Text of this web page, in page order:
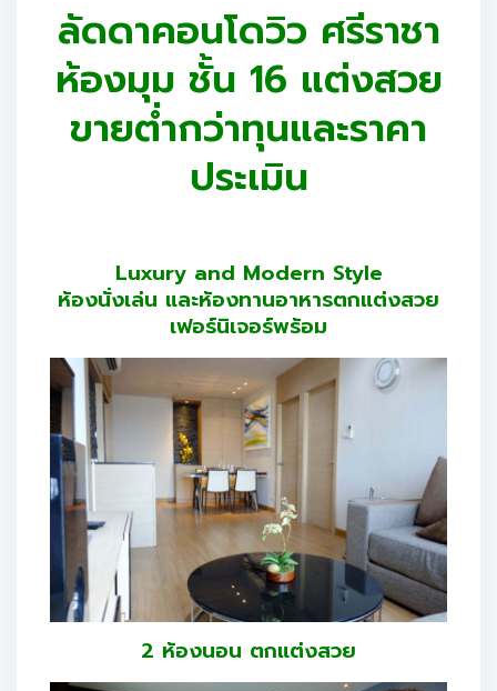
ลัดดาคอนโดวิว ศรีราชา
ห้องมุม ชั้น 16 แต่งสวย
ขายต่ำกว่าทุนและราคา
ประเมิน
Luxury and Modern Style
ห้องนั่งเล่น และห้องทานอาหารตกแต่งสวย
เฟอร์นิเจอร์พร้อม
2 ห้องนอน ตกแต่งสวย